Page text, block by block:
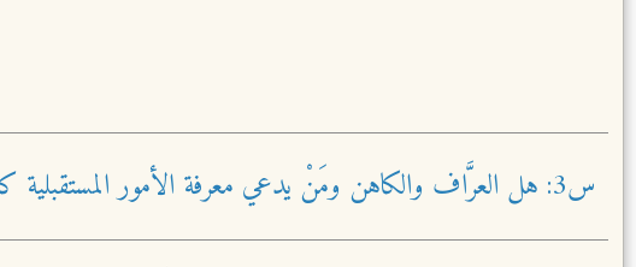
س3: هل العرَّاف والكاهن ومَنْ يدعي معرفة الأمور المستقبلية كافر؟